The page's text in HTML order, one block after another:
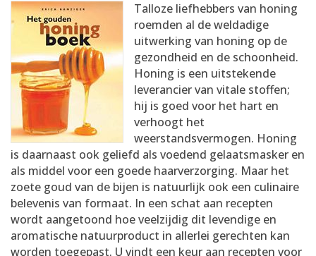
AANMELDEN
RECEPTEN
WEEKMENU'S
KOOKBOEKEN
Talloze liefhebbers van honing
roemden al de weldadige
uitwerking van honing op de
gezondheid en de schoonheid.
Honing is een uitstekende
leverancier van vitale stoffen;
hij is goed voor het hart en
verhoogt het
weerstandsvermogen. Honing
is daarnaast ook geliefd als voedend gelaatsmasker en
als middel voor een goede haarverzorging. Maar het
zoete goud van de bijen is natuurlijk ook een culinaire
belevenis van formaat. In een schat aan recepten
wordt aangetoond hoe veelzijdig dit levendige en
aromatische natuurproduct in allerlei gerechten kan
worden toegepast. U vindt een keur aan recepten voor